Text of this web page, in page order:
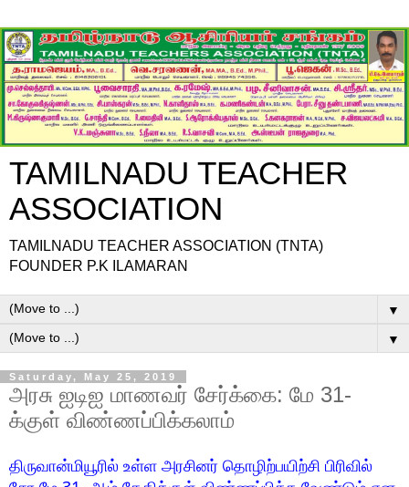
TAMILNADU TEACHER
ASSOCIATION
TAMILNADU TEACHER ASSOCIATION (TNTA)
FOUNDER P.K ILAMARAN
▼
▼
Saturday, May 25, 2019
அரசு ஐடிஐ மாணவர் சேர்க்கை: மே 31-
க்குள் விண்ணப்பிக்கலாம்
திருவான்மியூரில் உள்ள அரசினர் தொழிற்பயிற்சி பிரிவில்